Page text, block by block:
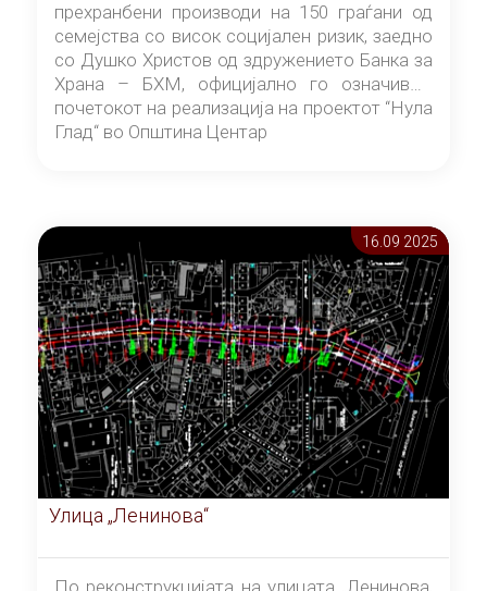
прехранбени производи на 150 граѓани од
семејства со висок социјален ризик, заедно
со Душко Христов од здружението Банка за
Храна – БХМ, официјално го означивме
почетокот на реализација на проектот “Нула
Глад“ во Општина Центар
16.09 2025
Улица „Ленинова“
По реконструкцијата на улицата „Ленинова,